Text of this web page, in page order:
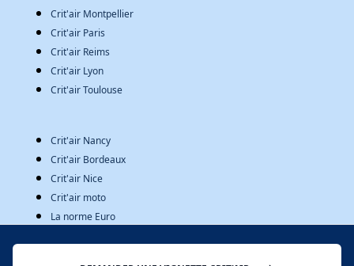
Crit'air Montpellier
Crit'air Paris
Crit'air Reims
Crit'air Lyon
Crit'air Toulouse
Crit'air Nancy
Crit'air Bordeaux
Crit'air Nice
Crit'air moto
La norme Euro